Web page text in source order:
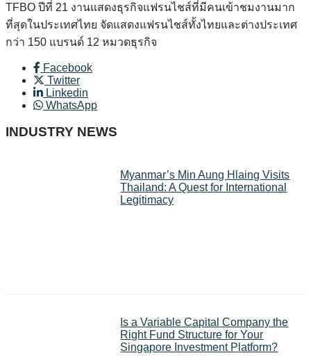
TFBO ปีที่ 21 งานแสดงธุรกิจแฟรนไชส์ที่มีคนเข้าชมงานมาก
ที่สุดในประเทศไทย จัดแสดงแฟรนไชส์ทั้งไทยและต่างประเทศ
กว่า 150 แบรนด์ 12 หมวดธุรกิจ
Facebook
Twitter
Linkedin
WhatsApp
INDUSTRY NEWS
Myanmar’s Min Aung Hlaing Visits
Thailand: A Quest for International
Legitimacy
Is a Variable Capital Company the
Right Fund Structure for Your
Singapore Investment Platform?